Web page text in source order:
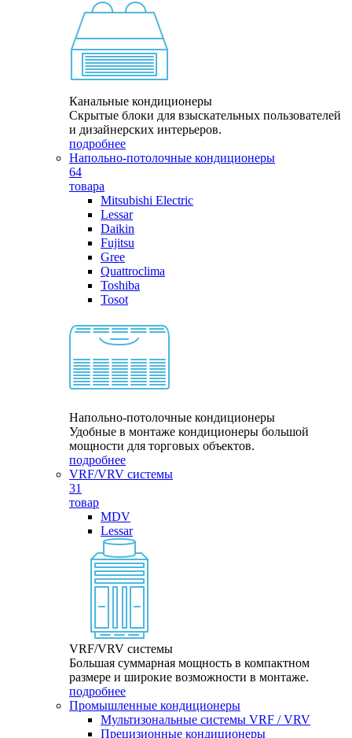
Канальные кондиционеры
Скрытые блоки для взыскательных пользователей
и дизайнерских интерьеров.
подробнее
Напольно-потолочные кондиционеры
64
товара
Mitsubishi Electric
Lessar
Daikin
Fujitsu
Gree
Quattroclima
Toshiba
Tosot
Напольно-потолочные кондиционеры
Удобные в монтаже кондиционеры большой
мощности для торговых объектов.
подробнее
VRF/VRV системы
31
товар
MDV
Lessar
VRF/VRV системы
Большая суммарная мощность в компактном
размере и широкие возможности в монтаже.
подробнее
Промышленные кондиционеры
Мультизональные системы VRF / VRV
Прецизионные кондиционеры